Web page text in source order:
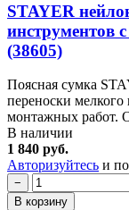
STAYER
инструментов
(38605)
Поясная сумка
переноски
монтажных работ.
В наличии
1 840 руб.
Авторизуйтесь и
−
В корзину